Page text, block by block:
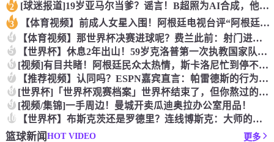
2 [球迷报道]19岁亚马尔当爹？谣言！B超照为AI合成，他和女
3 【体育视频】前成人女星入围！阿根廷电视台评“阿根廷恐惧症”十
4 【体育视频】那世界杯决赛进球呢？费兰此前：射门进球就跟做那事
5 【世界杯】休息2年出山！59岁克洛普第一次执教国家队，将战欧
6 [视频]有目共睹！阿根廷民众太热情，斯卡洛尼忙到停不下来！
7 【推荐视频】认同吗？ESPN嘉宾直言：帕雷德斯的行为无法容忍
8 [世界杯]「世界杯观赛档案」世界杯结束了，但你熬过的每一个夜
9 [视频/集锦]一手周边！曼城开卖瓜迪奥拉办公室用品！
10 【世界杯】布斯克茨还是罗德里？连线博斯克：大师的选择会是谁？
篮球新闻HOT VIDEO 更多